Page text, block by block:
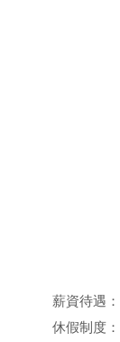
薪資待遇：
休假制度：